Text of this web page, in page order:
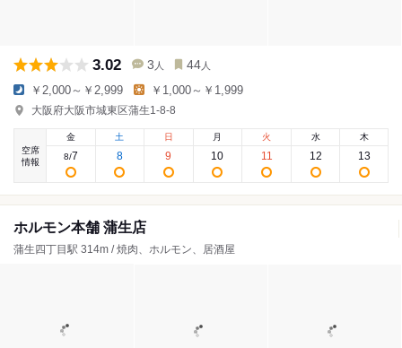
3.02 3 人 44 人
￥2,000～￥2,999 ￥1,000～￥1,999
大阪府大阪市城東区蒲生1-8-8
空席
情報
金
8/7
土
8
日
9
月
10
火
11
水
12
木
13
ホルモン本舗 蒲生店
蒲生四丁目駅 314m / 焼肉、ホルモン、居酒屋